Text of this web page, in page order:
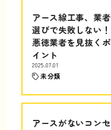
アース線工事、業者
選びで失敗しない！
悪徳業者を見抜くポ
イント
2025.07.01
未分類
アースがないコンセ